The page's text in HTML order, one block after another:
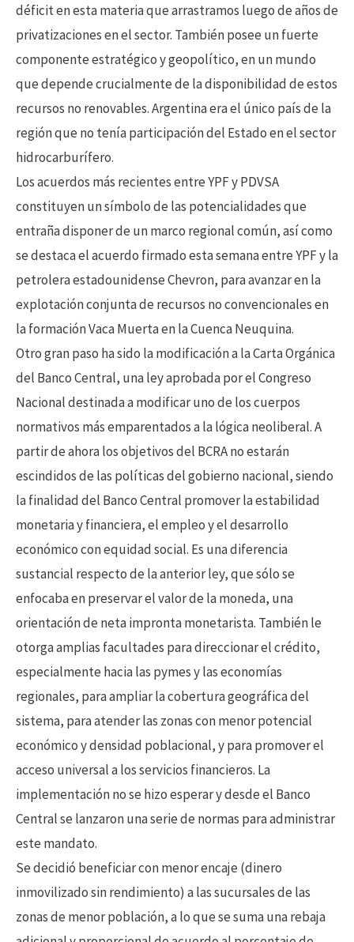
déficit en esta materia que arrastramos luego de años de
privatizaciones en el sector. También posee un fuerte
componente estratégico y geopolítico, en un mundo
que depende crucialmente de la disponibilidad de estos
recursos no renovables. Argentina era el único país de la
región que no tenía participación del Estado en el sector
hidrocarburífero.
Los acuerdos más recientes entre YPF y PDVSA
constituyen un símbolo de las potencialidades que
entraña disponer de un marco regional común, así como
se destaca el acuerdo firmado esta semana entre YPF y la
petrolera estadounidense Chevron, para avanzar en la
explotación conjunta de recursos no convencionales en
la formación Vaca Muerta en la Cuenca Neuquina.
Otro gran paso ha sido la modificación a la Carta Orgánica
del Banco Central, una ley aprobada por el Congreso
Nacional destinada a modificar uno de los cuerpos
normativos más emparentados a la lógica neoliberal. A
partir de ahora los objetivos del BCRA no estarán
escindidos de las políticas del gobierno nacional, siendo
la finalidad del Banco Central promover la estabilidad
monetaria y financiera, el empleo y el desarrollo
económico con equidad social. Es una diferencia
sustancial respecto de la anterior ley, que sólo se
enfocaba en preservar el valor de la moneda, una
orientación de neta impronta monetarista. También le
otorga amplias facultades para direccionar el crédito,
especialmente hacia las pymes y las economías
regionales, para ampliar la cobertura geográfica del
sistema, para atender las zonas con menor potencial
económico y densidad poblacional, y para promover el
acceso universal a los servicios financieros. La
implementación no se hizo esperar y desde el Banco
Central se lanzaron una serie de normas para administrar
este mandato.
Se decidió beneficiar con menor encaje (dinero
inmovilizado sin rendimiento) a las sucursales de las
zonas de menor población, a lo que se suma una rebaja